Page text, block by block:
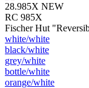
28.985X NEW
RC 985X
Fischer Hut
white/​white
black/​white
grey/​white
bottle/​white
orange/​white